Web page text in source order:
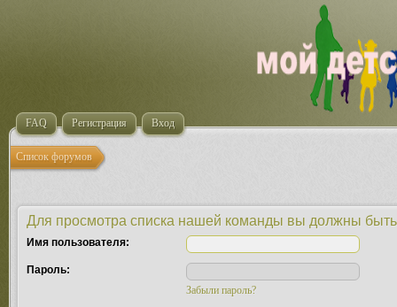
FAQ Регистрация Вход
Список форумов
Для просмотра списка нашей команды вы должны
Имя пользователя:
Пароль:
Забыли пароль?